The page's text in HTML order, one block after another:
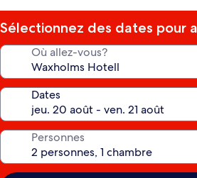
Sélectionnez des dates pour
Où allez-vous?
Dates
Personnes